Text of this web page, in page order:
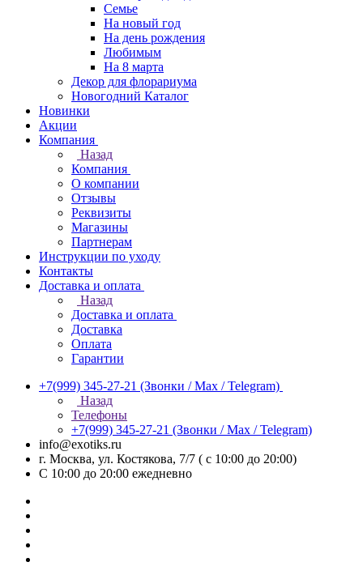
Семье
На новый год
На день рождения
Любимым
На 8 марта
Декор для флорариума
Новогодний Каталог
Новинки
Акции
Компания
Назад
Компания
О компании
Отзывы
Реквизиты
Магазины
Партнерам
Инструкции по уходу
Контакты
Доставка и оплата
Назад
Доставка и оплата
Доставка
Оплата
Гарантии
+7(999) 345-27-21 (Звонки / Max / Telegram)
Назад
Телефоны
+7(999) 345-27-21 (Звонки / Max / Telegram)
info@exotiks.ru
г. Москва, ул. Костякова, 7/7 ( с 10:00 до 20:00)
С 10:00 до 20:00 ежедневно